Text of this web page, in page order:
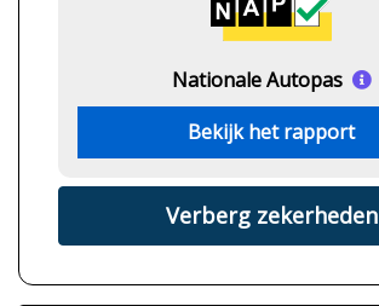
Nationale Autopas
Bekijk het rapport
Verberg zekerheden